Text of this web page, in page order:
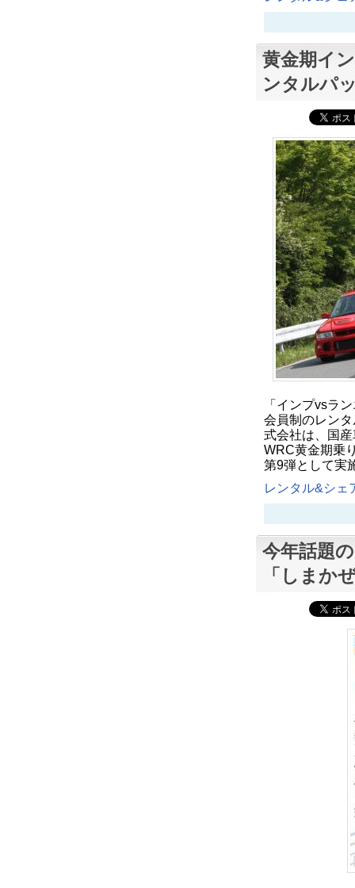
黄金期イ
ンタルパ
「インプvsラ
会員制のレン
式会社は、国
WRC黄金期乗
第9弾として実
レンタル&シェ
今年話題
「しまか